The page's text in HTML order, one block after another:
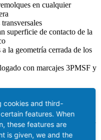
en cualquier
superficie de contacto de la
la geometría cerrada de los
con marcajes 3PMSF y
Profundidad de la
banda de rodadura adicional
14,5 mm
M+S
cookies and third-
features. When
these features are
is given, we and the